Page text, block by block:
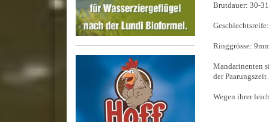
Brutdauer: 30-
Ringgrösse:
Mandarinenten
der
Wegen ihrer